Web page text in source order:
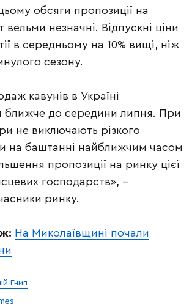
обсяги пропозиції на
незначні. Відпускні ціни
в середньому на 10% вищі, ніж
сезону.
кавунів в Україні
ближче до середини липня. При
не виключають різкого
на баштанні найближчим часом
пропозиції на ринку цієї
господарств», –
ринку.
На Миколаївщині почали
Гнип